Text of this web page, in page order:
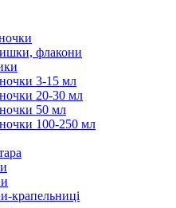
флакони
3-15 мл
20-30 мл
50 мл
100-250 мл
крапельниці